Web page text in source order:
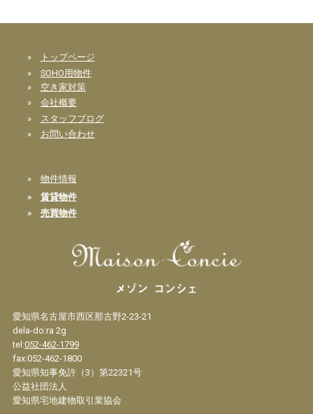
»
トップページ
» SOHO用物件
» 空き家対策
» 会社概要
»
スタッフブログ
» お問い合わせ
» 物件情報
» 賃貸物件
» 売買物件
愛知県名古屋市西区那古野2-23-21
dela-do:ra 2g
tel:052-462-1799
fax:052-462-1800
愛知県知事免許（3）第22321号
公益社団法人
愛知県宅地建物取引業協会